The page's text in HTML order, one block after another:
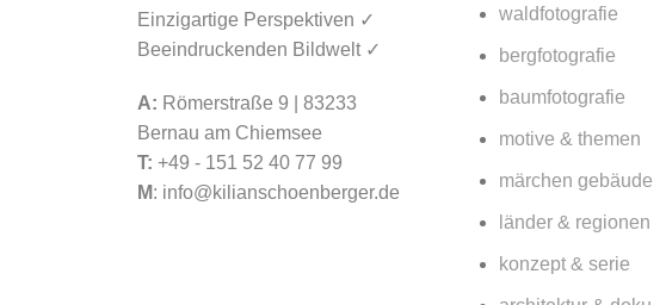
Einzigartige Perspektiven ✓
Beeindruckenden Bildwelt ✓
A: Römerstraße 9 | 83233
Bernau am Chiemsee
T: +49 - 151 52 40 77 99
M: info@kilianschoenberger.de
waldfotografie
bergfotografie
baumfotografie
motive & themen
märchen gebäude
länder & regionen
konzept & serie